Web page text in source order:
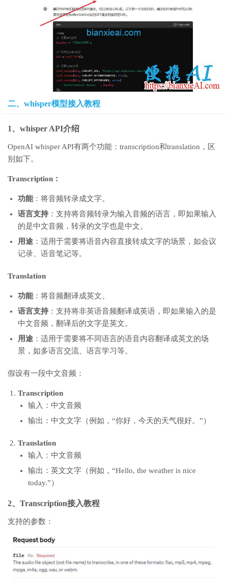
二、whisper模型接入教程
1、whisper API介绍
OpenAI whisper API有两个功能：transcription和translation，区
别如下。
Transcription：
功能：将音频转录成文字。
语言支持：支持将音频转录为输入音频的语言，即如果输入
的是中文音频，转录的文字也是中文。
用途 ：适用于需要将语音内容直接转成文字的场景，如会议
记录、语音笔记等。
Translation
功能：将音频翻译成英文。
语言支持：支持将非英语音频翻译成英语，即如果输入的是
中文音频，翻译后的文字是英文。
用途 ：适用于需要将不同语言的语音内容翻译成英文的场
景，如多语言交流、语言学习等。
假设有一段中文音频：
Transcription
输入：中文音频
输出：中文文字（例如，“你好，今天的天气很好。”）
Translation
输入：中文音频
输出：英文文字（例如，“Hello, the weather is nice
today.”）
2、Transcription接入教程
支持的参数：